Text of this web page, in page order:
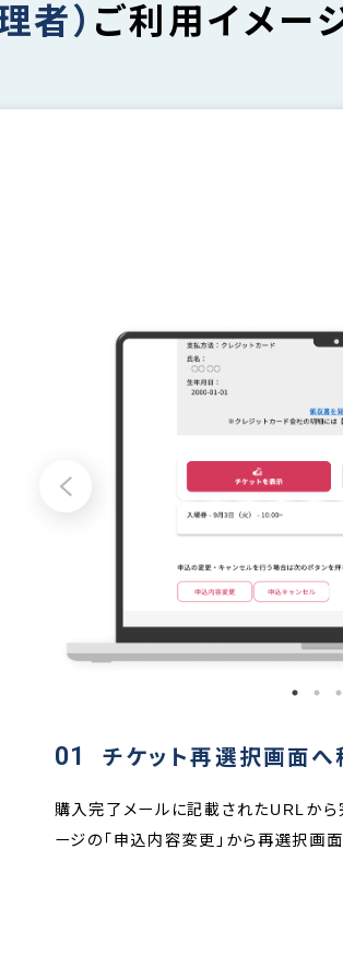
者） ご利用イメー
へ移動
ら完了ページへアクセス、またはマイペ
画面へ移動します。
変
-